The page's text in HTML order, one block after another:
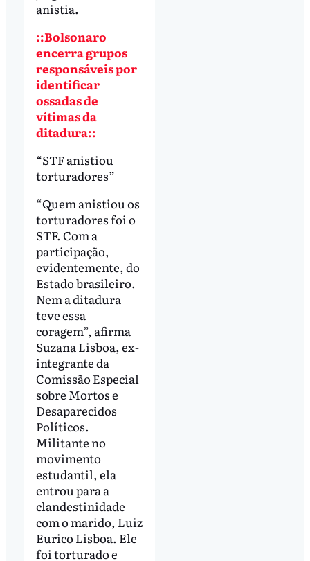
anistia.
::Bolsonaro
encerra grupos
responsáveis por
identificar
ossadas de
vítimas da
ditadura::
“STF anistiou
torturadores”
“Quem anistiou os
torturadores foi o
STF. Com a
participação,
evidentemente, do
Estado brasileiro.
Nem a ditadura
teve essa
coragem”, afirma
Suzana Lisboa, ex-
integrante da
Comissão Especial
sobre Mortos e
Desaparecidos
Políticos.
Militante no
movimento
estudantil, ela
entrou para a
clandestinidade
com o marido, Luiz
Eurico Lisboa. Ele
foi torturado e